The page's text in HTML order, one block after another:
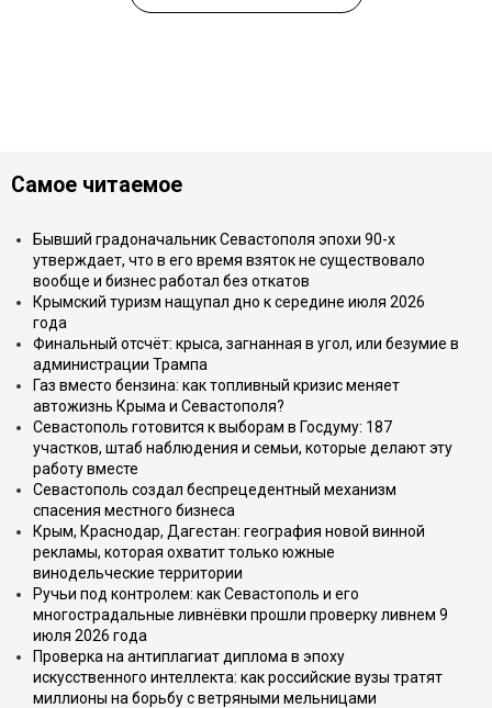
Самое читаемое
Бывший градоначальник Севастополя эпохи 90-х
утверждает, что в его время взяток не существовало
вообще и бизнес работал без откатов
Крымский туризм нащупал дно к середине июля 2026
года
Финальный отсчёт: крыса, загнанная в угол, или безумие в
администрации Трампа
Газ вместо бензина: как топливный кризис меняет
автожизнь Крыма и Севастополя?
Севастополь готовится к выборам в Госдуму: 187
участков, штаб наблюдения и семьи, которые делают эту
работу вместе
Севастополь создал беспрецедентный механизм
спасения местного бизнеса
Крым, Краснодар, Дагестан: география новой винной
рекламы, которая охватит только южные
винодельческие территории
Ручьи под контролем: как Севастополь и его
многострадальные ливнёвки прошли проверку ливнем 9
июля 2026 года
Проверка на антиплагиат диплома в эпоху
искусственного интеллекта: как российские вузы тратят
миллионы на борьбу с ветряными мельницами